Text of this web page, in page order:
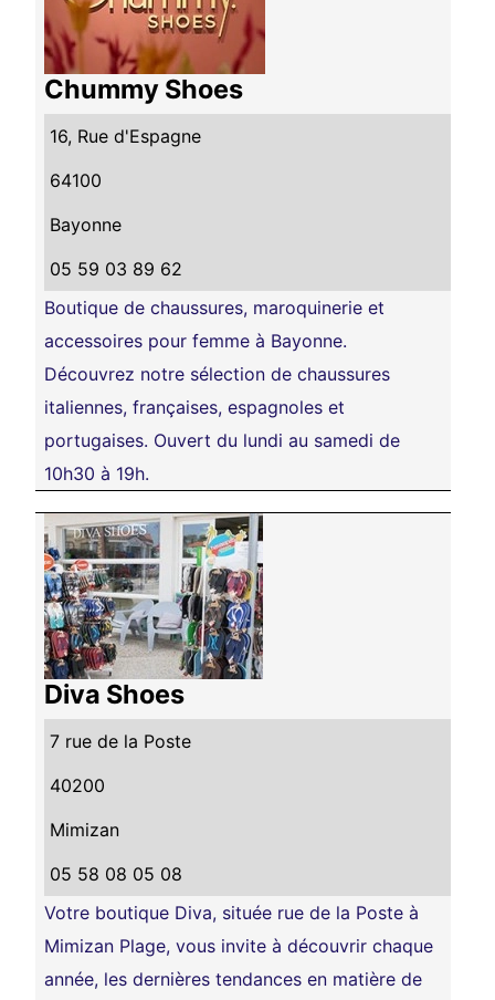
Chummy Shoes
16, Rue d'Espagne
64100
Bayonne
05 59 03 89 62
Boutique de chaussures, maroquinerie et
accessoires pour femme à Bayonne.
Découvrez notre sélection de chaussures
italiennes, françaises, espagnoles et
portugaises. Ouvert du lundi au samedi de
10h30 à 19h.
Diva Shoes
7 rue de la Poste
40200
Mimizan
05 58 08 05 08
Votre boutique Diva, située rue de la Poste à
Mimizan Plage, vous invite à découvrir chaque
année, les dernières tendances en matière de